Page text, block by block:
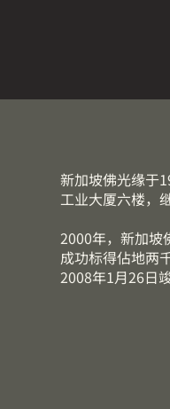
新加坡佛光缘于
工业大厦六楼，
2000年，新加坡
成功标得佔地两
2008年1月26日